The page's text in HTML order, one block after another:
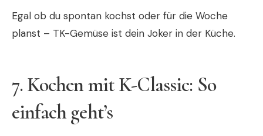
Egal ob du spontan kochst oder für die Woche
planst – TK-Gemüse ist dein Joker in der Küche.
7. Kochen mit K-Classic: So
einfach geht’s